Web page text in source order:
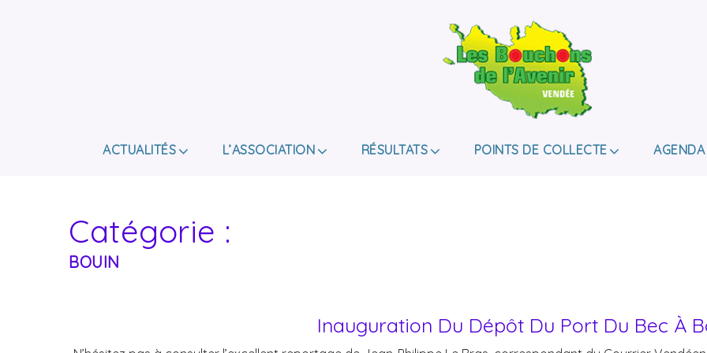
LES BOUCHONS
DE HANDICAP.
ACTUALITÉS L’ASSOCIATION RÉSULTATS POINTS DE COLLECTE AGENDA
Catégorie :
BOUIN
Inauguration Du Dépôt Du Port Du Bec À